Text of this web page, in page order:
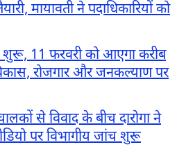
मायावती ने पदाधिकारियों को
11 फरवरी को आएगा करीब
रोजगार और जनकल्याण पर
से विवाद के बीच दारोगा ने
पर विभागीय जांच शुरू